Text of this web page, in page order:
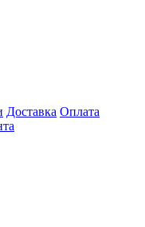
Доставка Оплата